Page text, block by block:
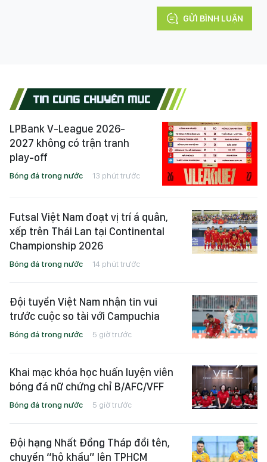
GỬI BÌNH LUẬN
TIN CÙNG CHUYÊN MỤC
LPBank V-League 2026-
2027 không có trận tranh
play-off
Bóng đá trong nước 13 phút trước
Futsal Việt Nam đoạt vị trí á quân,
xếp trên Thái Lan tại Continental
Championship 2026
Bóng đá trong nước 14 phút trước
Đội tuyển Việt Nam nhận tin vui
trước cuộc so tài với Campuchia
Bóng đá trong nước 5 giờ trước
Khai mạc khóa học huấn luyện viên
bóng đá nữ chứng chỉ B/AFC/VFF
Bóng đá trong nước 5 giờ trước
Đội hạng Nhất Đồng Tháp đổi tên,
chuyển “hộ khẩu” lên TPHCM